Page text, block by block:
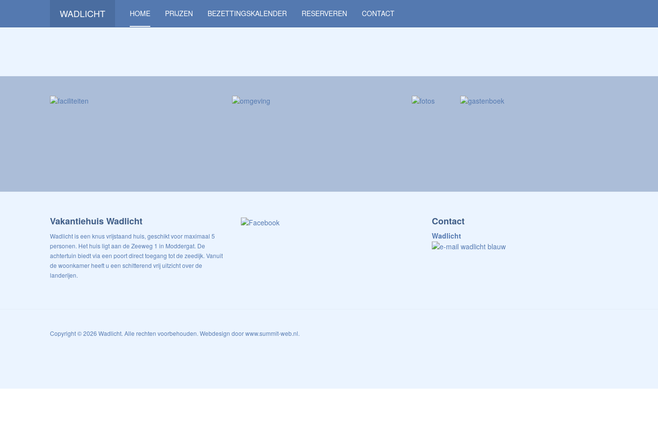
WADLICHT HOME PRIJZEN BEZETTINGSKALENDER RESERVEREN CONTACT
Vakantiehuis Wadlicht
Wadlicht is een knus vrijstaand huis, geschikt voor maximaal 5
personen. Het huis ligt aan de Zeeweg 1 in Moddergat. De
achtertuin biedt via een poort direct toegang tot de zeedijk. Vanuit
de woonkamer heeft u een schitterend vrij uitzicht over de
landerijen.
Contact
Wadlicht
Copyright © 2026 Wadlicht. Alle rechten voorbehouden. Webdesign doorwww.summit-web.nl.